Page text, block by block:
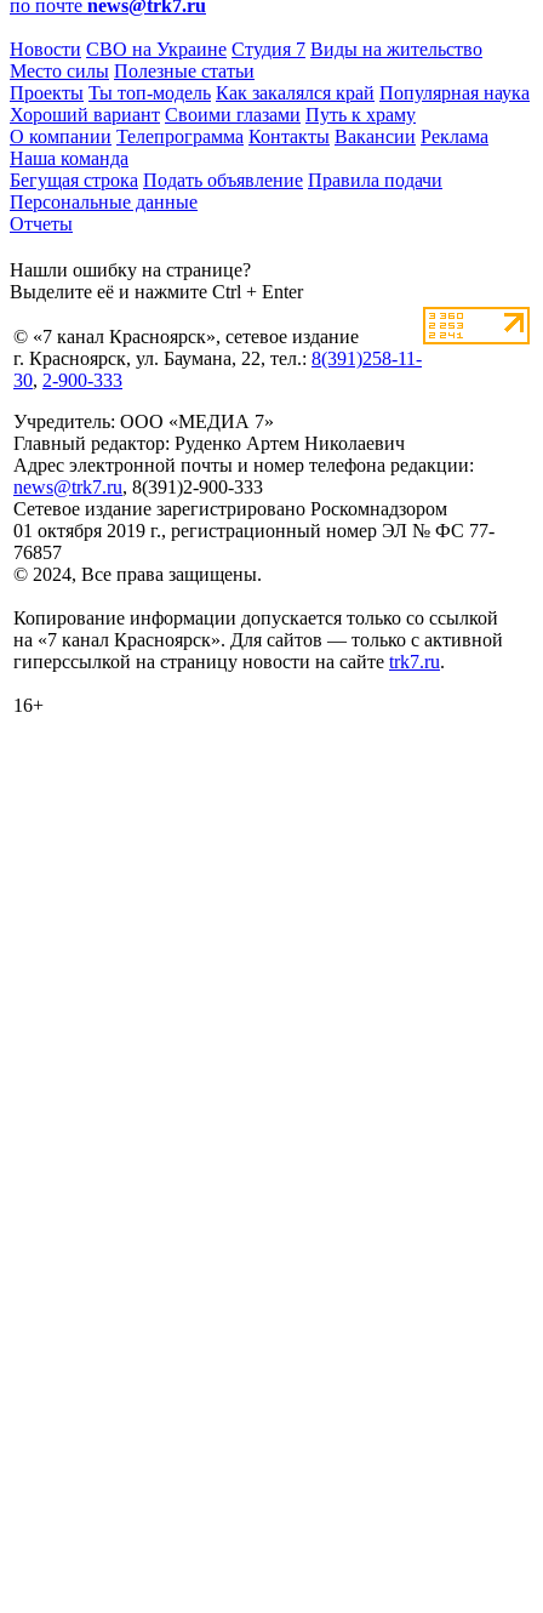
по почте news@trk7.ru
Новости СВО на Украине Студия 7 Виды на жительство
Место силы Полезные статьи
Проекты Ты топ-модель Как закалялся край Популярная наука
Хороший вариант Своими глазами Путь к храму
О компании Телепрограмма Контакты Вакансии Реклама
Наша команда
Бегущая строка Подать объявление Правила подачи
Персональные данные
Отчеты
Нашли ошибку на странице?
Выделите её и нажмите Ctrl + Enter
© «7 канал Красноярск», сетевое издание
г. Красноярск, ул. Баумана, 22, тел.: 8(391)258-11-
30, 2-900-333
Учредитель: ООО «МЕДИА 7»
Главный редактор: Руденко Артем Николаевич
Адрес электронной почты и номер телефона редакции:
news@trk7.ru, 8(391)2-900-333
Сетевое издание зарегистрировано Роскомнадзором
01 октября 2019 г., регистрационный номер ЭЛ № ФС 77-
76857
© 2024, Все права защищены.
Копирование информации допускается только со ссылкой
на «7 канал Красноярск». Для сайтов — только с активной
гиперссылкой на страницу новости на сайте trk7.ru.
16+